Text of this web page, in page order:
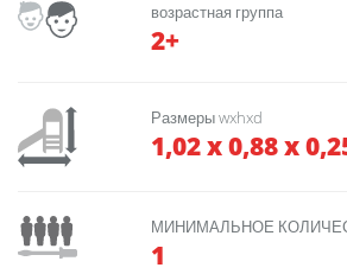
возрастная группа
2+
Размеры wxhxd
1,02 x 0,88 x
МИНИМАЛЬНОЕ
1